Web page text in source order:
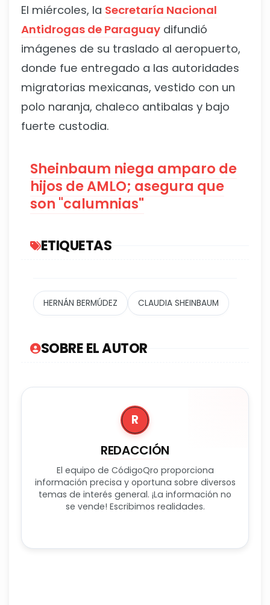
El miércoles, la Secretaría Nacional
Antidrogas de Paraguay difundió
imágenes de su traslado al aeropuerto,
donde fue entregado a las autoridades
migratorias mexicanas, vestido con un
polo naranja, chaleco antibalas y bajo
fuerte custodia.
Sheinbaum niega amparo de
hijos de AMLO; asegura que
son "calumnias"
ETIQUETAS
HERNÁN BERMÚDEZ CLAUDIA SHEINBAUM
SOBRE EL AUTOR
R
REDACCIÓN
El equipo de CódigoQro proporciona
información precisa y oportuna sobre diversos
temas de interés general. ¡La información no
se vende! Escribimos realidades.